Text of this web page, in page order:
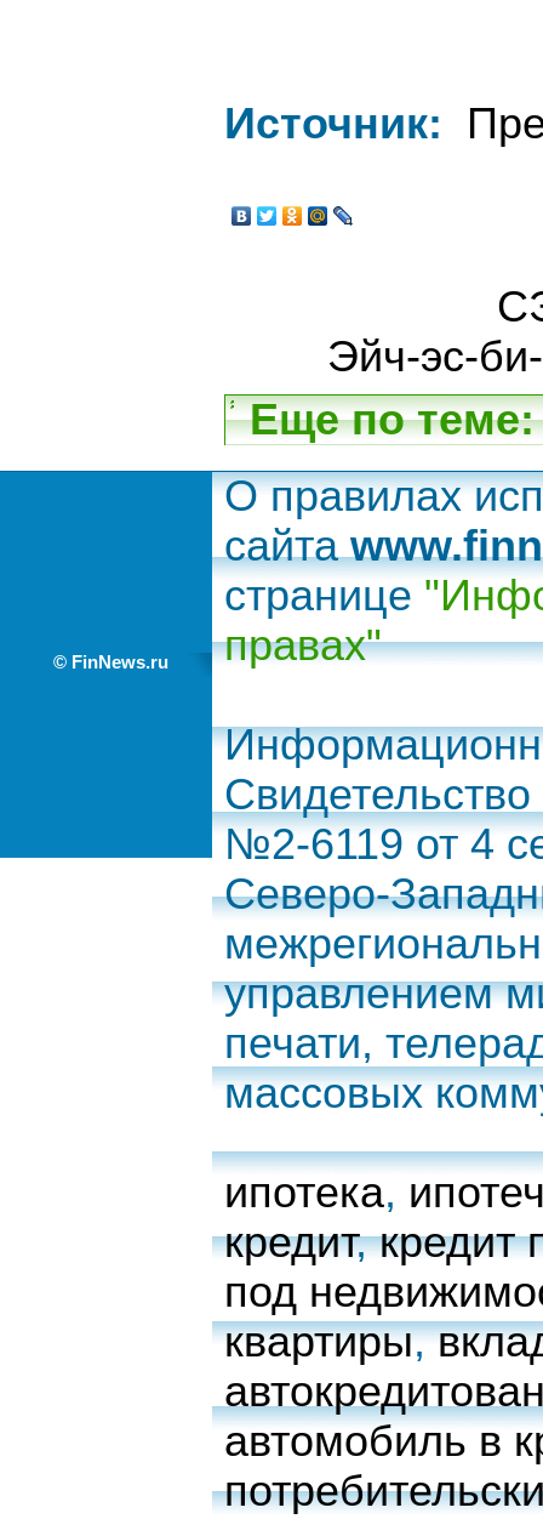
Источник:
Эйч-эс-
Еще по теме:
© FinNews.ru
О правилах
сайта
странице
правах"
№2-6119 от 4
Северо-
управлением
печати,
массовых
ипотека,
кредит,кредит
под
квартиры,
автомобиль в